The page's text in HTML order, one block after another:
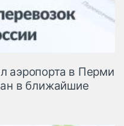
аэропорта в Перми
в ближайшие